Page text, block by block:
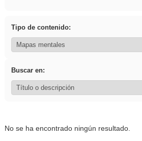
Tipo de contenido:
Buscar en:
No se ha encontrado ningún resultado.